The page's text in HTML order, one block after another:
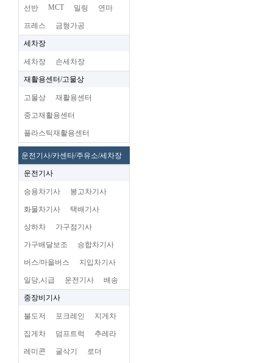
선반 MCT 밀링 연마
프레스 금형가공
세차장
세차장 손세차장
재활용센터/고물상
고물상 재활용센터
중고재활용센터
플라스틱재활용센터
운전기사/카센타/주유소/세차장
운전기사
승용차기사 봉고차기사
화물차기사 택배기사
상하차 가구점기사
가구배달보조 승합차기사
버스/마을버스 지입차기사
일당,시급 운전기사 배송
중장비기사
불도저 포크레인 지게차
집게차 덤프트럭 추레라
레미콘 굴삭기 로더